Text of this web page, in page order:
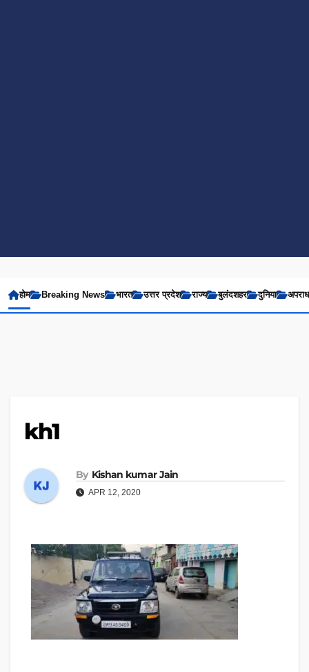
होम Breaking News भारत उत्तर प्रदेश राज्य बुलंदशहर दुनिया अपराध
kh1
By Kishan kumar Jain
APR 12, 2020